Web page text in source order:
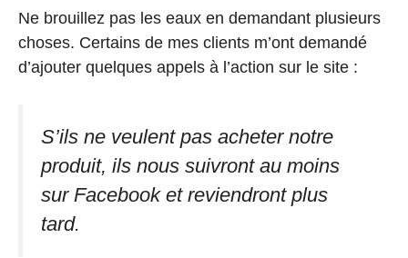
Ne brouillez pas les eaux en demandant plusieurs
choses. Certains de mes clients m’ont demandé
d’ajouter quelques appels à l’action sur le site :
S’ils ne veulent pas acheter notre
produit, ils nous suivront au moins
sur Facebook et reviendront plus
tard.